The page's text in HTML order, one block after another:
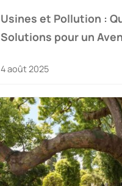
Usines et Pollution :
Solutions pour un
4 août 2025